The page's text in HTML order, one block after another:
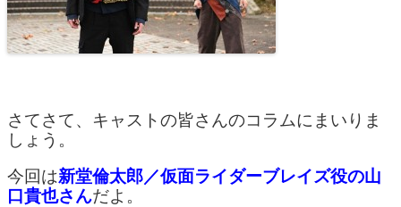
さてさて、キャストの皆さんのコラムにまいりま
しょう。
今回は新堂倫太郎／仮面ライダーブレイズ役の山
口貴也さんだよ。